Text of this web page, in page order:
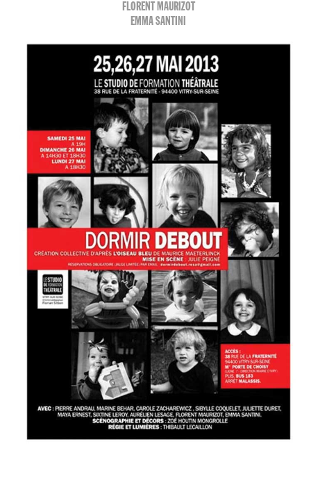
FLORENT MAURIZOT
EMMA SANTINI